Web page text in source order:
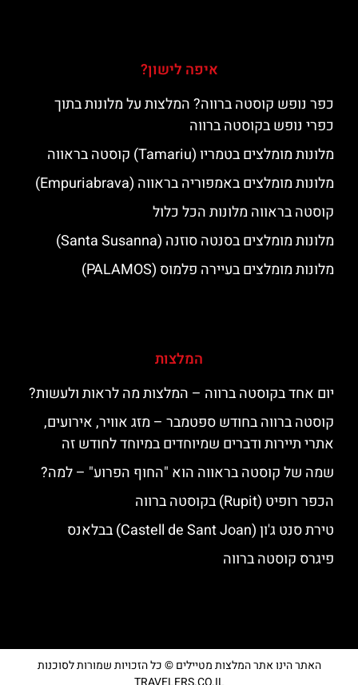
איפה לישון?
כפר נופש קוסטה ברווה? המלצות על מלונות בתוך
כפרי נופש בקוסטה ברווה
מלונות מומלצים בטמריו (Tamariu) קוסטה בראווה
מלונות מומלצים באמפוריה בראווה (Empuriabrava)
קוסטה בראווה מלונות הכל כלול
מלונות מומלצים בסנטה סוזנה (Santa Susanna)
מלונות מומלצים בעיירה פלמוס (PALAMOS)
המלצות
יום אחד בקוסטה ברווה – המלצות מה לראות ולעשות?
קוסטה ברווה בחודש ספטמבר – מזג אוויר, אירועים,
אתרי תיירות ודברים שמיוחדים במיוחד לחודש זה
שמה של קוסטה בראווה הוא "החוף הפרוע" – למה?
הכפר רופיט (Rupit) בקוסטה ברווה
טירת סנט ג'ון (Castell de Sant Joan) בבלאנס
פיגרס קוסטה ברווה
האתר הינו אתר המלצות מטיילים © כל הזכויות שמורות לסוכנות